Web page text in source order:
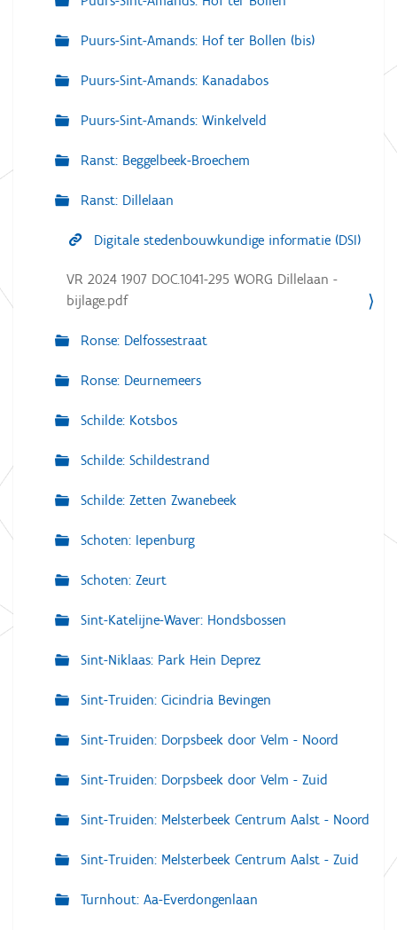
Puurs-Sint-Amands: Hof ter Bollen (bis)
Puurs-Sint-Amands: Kanadabos
Puurs-Sint-Amands: Winkelveld
Ranst: Beggelbeek-Broechem
Ranst: Dillelaan
Digitale stedenbouwkundige informatie (DSI)
VR 2024 1907 DOC.1041-295 WORG Dillelaan -
bijlage.pdf
Ronse: Delfossestraat
Ronse: Deurnemeers
Schilde: Kotsbos
Schilde: Schildestrand
Schilde: Zetten Zwanebeek
Schoten: Iepenburg
Schoten: Zeurt
Sint-Katelijne-Waver: Hondsbossen
Sint-Niklaas: Park Hein Deprez
Sint-Truiden: Cicindria Bevingen
Sint-Truiden: Dorpsbeek door Velm - Noord
Sint-Truiden: Dorpsbeek door Velm - Zuid
Sint-Truiden: Melsterbeek Centrum Aalst - Noord
Sint-Truiden: Melsterbeek Centrum Aalst - Zuid
Turnhout: Aa-Everdongenlaan